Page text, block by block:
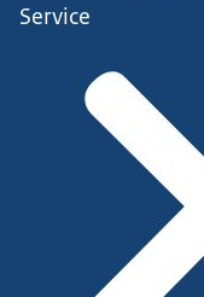
Service